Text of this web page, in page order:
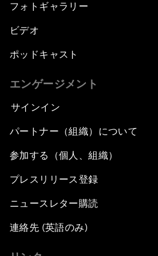
フォトギャラリー
ビデオ
ポッドキャスト
エンゲージメント
サインイン
パートナー（組織）について
参加する（個人、組織）
プレスリリース登録
ニュースレター購読
連絡先 (英語のみ)